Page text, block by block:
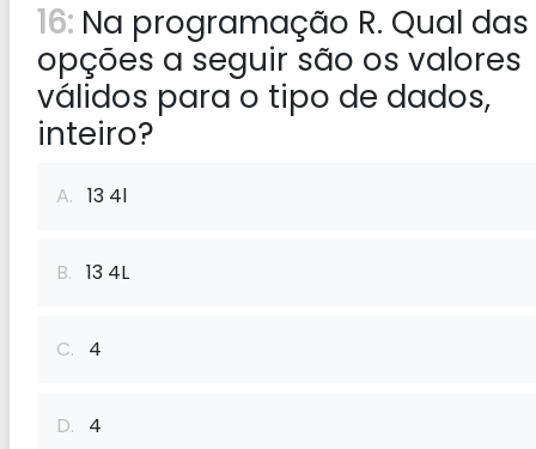
16: Na programação R. Qual das
opções a seguir são os valores
válidos para o tipo de dados,
inteiro?
A. 13 4l
B. 13 4L
C. 4
D. 4